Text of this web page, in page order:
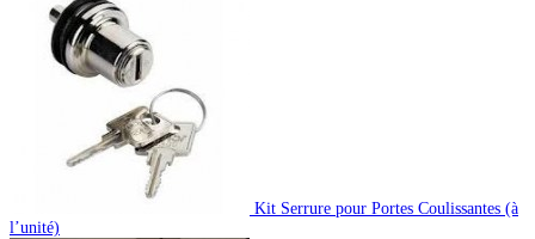
Kit Serrure pour Portes Coulissantes (à
l’unité)